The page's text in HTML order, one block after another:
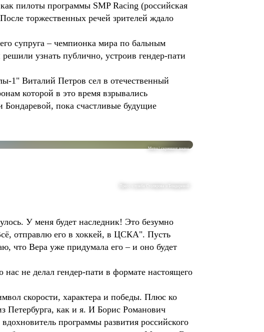
пилоты программы SMP Racing (российская
торжественных речей зрителей ждало
супруга – чемпионка мира по бальным
узнать публично, устроив гендер-пати
1" Виталий Петров сел в отечественный
которой в это время взрывались
Бондаревой, пока счастливые будущие
Metro | скриншот видео
Пресс-служба Столярова и Бондаревой
У меня будет наследник! Это безумно
отправлю его в хоккей, в ЦСКА". Пусть
что Вера уже придумала его – и оно будет
не делал гендер-пати в формате настоящего
скорости, характера и победы. Плюс ко
Петербурга, как и я. И Борис Романович
программы развития российского